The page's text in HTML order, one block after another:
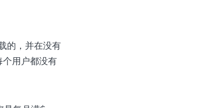
的，并在没有
用户都没有